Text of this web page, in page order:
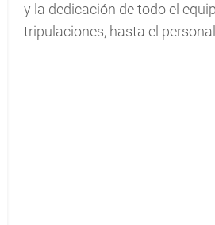
y la dedicación de todo el
tripulaciones, hasta el